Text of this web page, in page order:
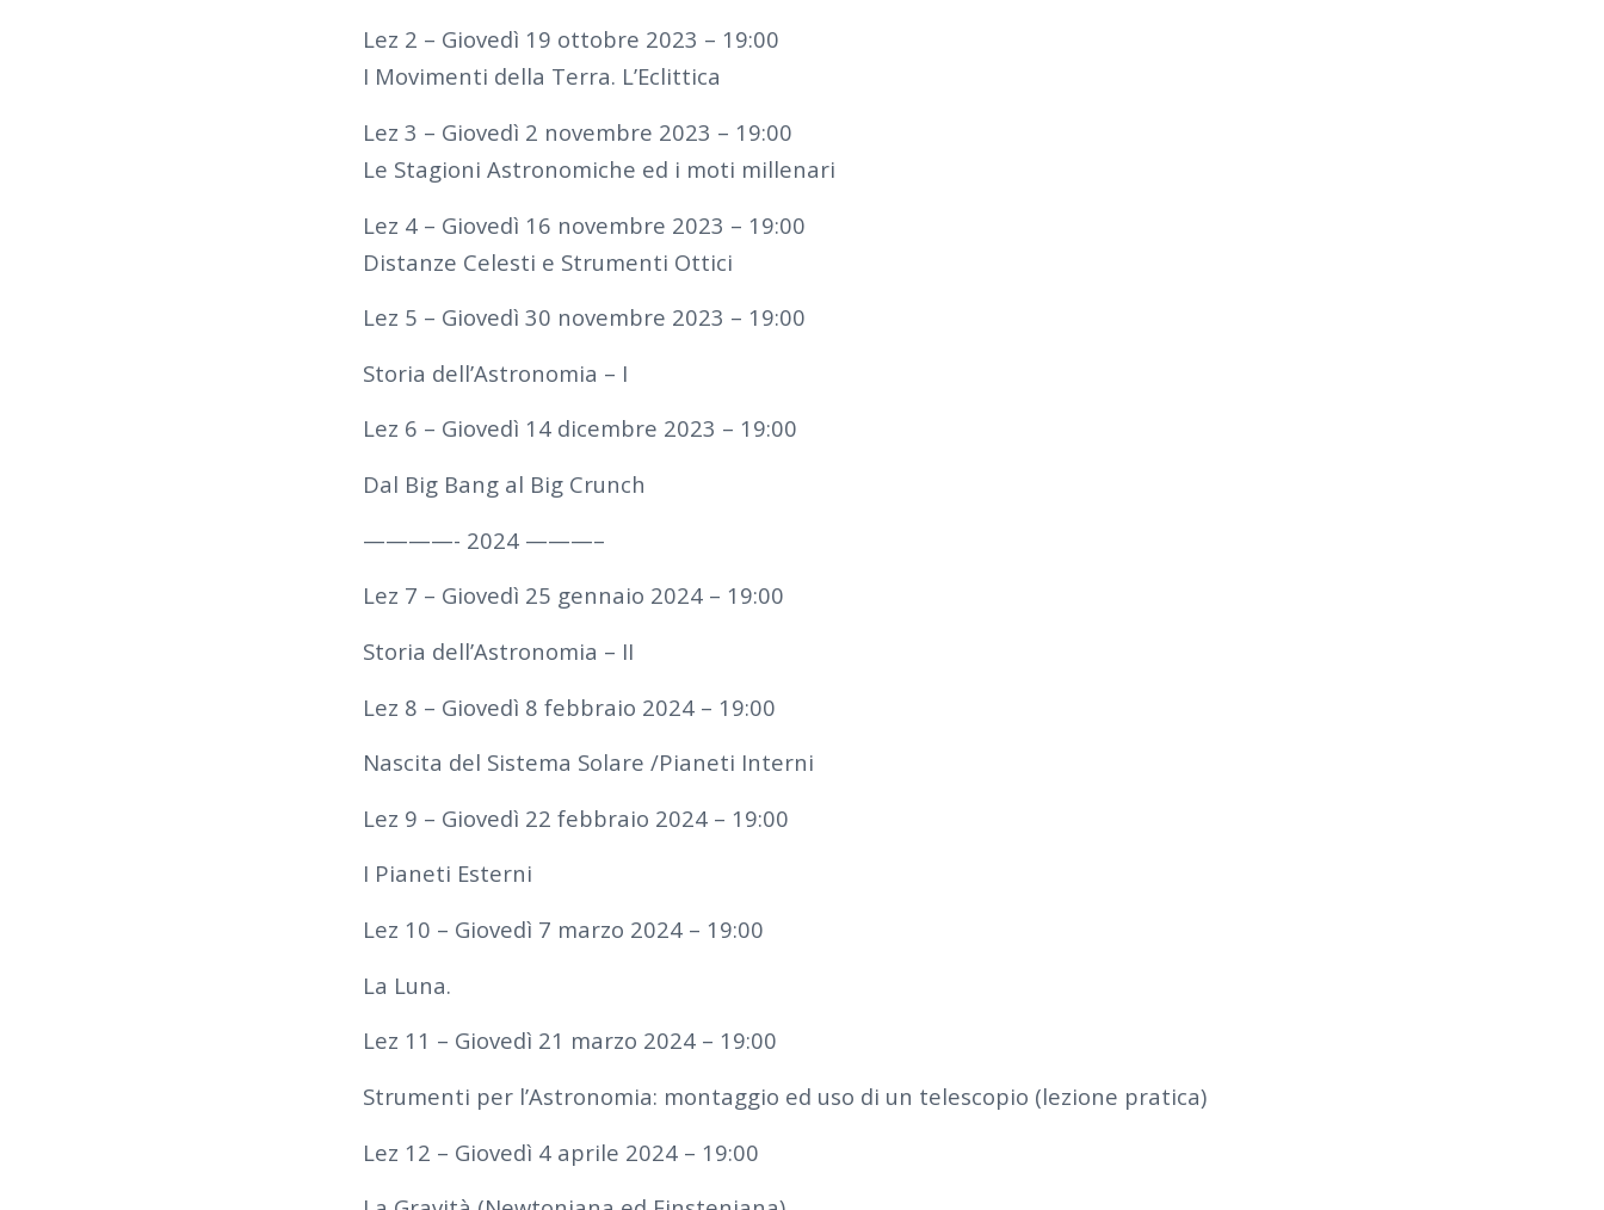
Lez 2 – Giovedì 19 ottobre 2023 – 19:00
I Movimenti della Terra. L’Eclittica
Lez 3 – Giovedì 2 novembre 2023 – 19:00
Le Stagioni Astronomiche ed i moti millenari
Lez 4 – Giovedì 16 novembre 2023 – 19:00
Distanze Celesti e Strumenti Ottici
Lez 5 – Giovedì 30 novembre 2023 – 19:00
Storia dell’Astronomia – I
Lez 6 – Giovedì 14 dicembre 2023 – 19:00
Dal Big Bang al Big Crunch
————- 2024 ———–
Lez 7 – Giovedì 25 gennaio 2024 – 19:00
Storia dell’Astronomia – II
Lez 8 – Giovedì 8 febbraio 2024 – 19:00
Nascita del Sistema Solare /Pianeti Interni
Lez 9 – Giovedì 22 febbraio 2024 – 19:00
I Pianeti Esterni
Lez 10 – Giovedì 7 marzo 2024 – 19:00
La Luna.
Lez 11 – Giovedì 21 marzo 2024 – 19:00
Strumenti per l’Astronomia: montaggio ed uso di un telescopio (lezione pratica)
Lez 12 – Giovedì 4 aprile 2024 – 19:00